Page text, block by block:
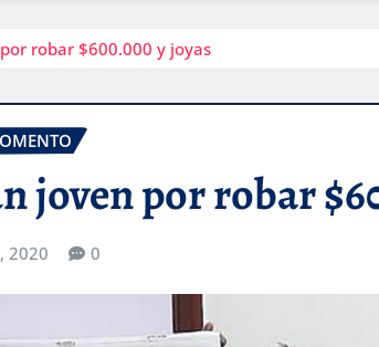
robar $600.000 y joyas
joven por robar
2020 0